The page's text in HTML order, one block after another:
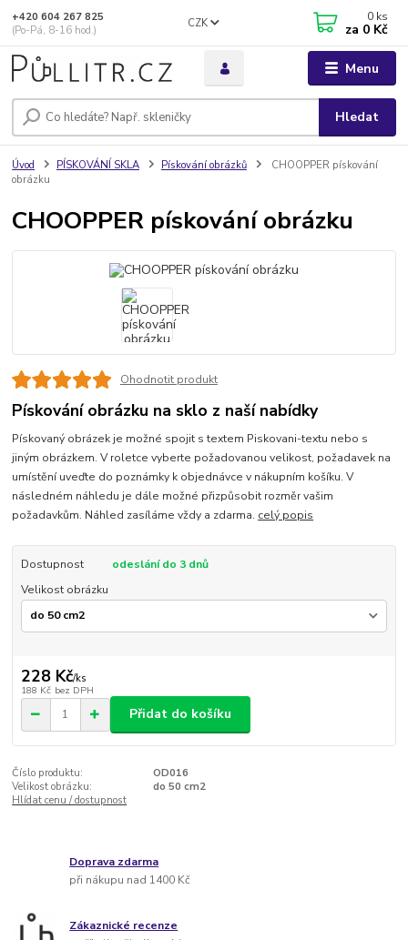
Menu
CZK
Hledat
+420 604 267 825
(Po-Pá, 8-16 hod.)
0 ks
za 0 Kč
Úvod PÍSKOVÁNÍ SKLA Pískování obrázků
CHOOPPER pískování
obrázku
CHOOPPER pískování obrázku
Ohodnotit produkt
Pískování obrázku na sklo z naší nabídky
Pískovaný obrázek je možné spojit s textem Piskovani-textu nebo s
jiným obrázkem. V roletce vyberte požadovanou velikost, požadavek na
umístění uveďte do poznámky k objednávce v nákupním košíku. V
následném náhledu je dále možné přizpůsobit rozměr vašim
požadavkům. Náhled zasíláme vždy a zdarma. celý popis
Dostupnost
odeslání do 3 dnů
Velikost obrázku
228 Kč/ks
188 Kč bez DPH
Přidat do košíku
Číslo produktu:
OD016
Velikost obrázku:
do 50 cm2
Hlídat cenu / dostupnost
Doprava zdarma
při nákupu nad 1400 Kč
Zákaznické recenze